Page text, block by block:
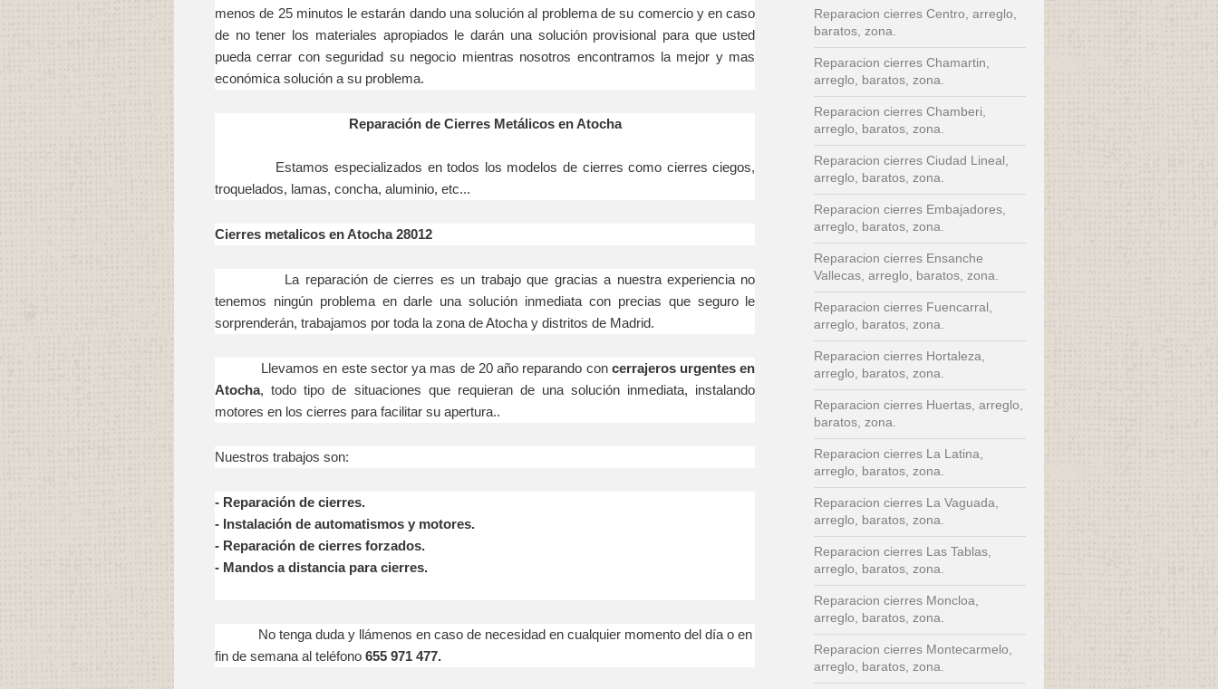
menos de 25 minutos le estarán dando una solución al problema de su comercio y en caso
de no tener los materiales apropiados le darán una solución provisional para que usted
pueda cerrar con seguridad su negocio mientras nosotros encontramos la mejor y mas
económica solución a su problema.
Reparación de Cierres Metálicos en Atocha
Estamos especializados en todos los modelos de cierres como cierres ciegos,
troquelados, lamas, concha, aluminio, etc...
Cierres metalicos en Atocha 28012
La reparación de cierres es un trabajo que gracias a nuestra experiencia no
tenemos ningún problema en darle una solución inmediata con precias que seguro le
sorprenderán, trabajamos por toda la zona de Atocha y distritos de Madrid.
Llevamos en este sector ya mas de 20 año reparando con cerrajeros urgentes en
Atocha, todo tipo de situaciones que requieran de una solución inmediata, instalando
motores en los cierres para facilitar su apertura..
Nuestros trabajos son:
- Reparación de cierres.
- Instalación de automatismos y motores.
- Reparación de cierres forzados.
- Mandos a distancia para cierres.
No tenga duda y llámenos en caso de necesidad en cualquier momento del día o en
fin de semana al teléfono 655 971 477.
Reparacion cierres Centro, arreglo,
baratos, zona.
Reparacion cierres Chamartin,
arreglo, baratos, zona.
Reparacion cierres Chamberi,
arreglo, baratos, zona.
Reparacion cierres Ciudad Lineal,
arreglo, baratos, zona.
Reparacion cierres Embajadores,
arreglo, baratos, zona.
Reparacion cierres Ensanche
Vallecas, arreglo, baratos, zona.
Reparacion cierres Fuencarral,
arreglo, baratos, zona.
Reparacion cierres Hortaleza,
arreglo, baratos, zona.
Reparacion cierres Huertas, arreglo,
baratos, zona.
Reparacion cierres La Latina,
arreglo, baratos, zona.
Reparacion cierres La Vaguada,
arreglo, baratos, zona.
Reparacion cierres Las Tablas,
arreglo, baratos, zona.
Reparacion cierres Moncloa,
arreglo, baratos, zona.
Reparacion cierres Montecarmelo,
arreglo, baratos, zona.